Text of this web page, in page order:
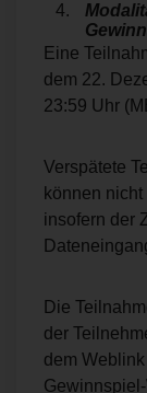
Eine
dem 22.
23:59 Uhr
Verspätete
können
insofern der
Die
der
dem